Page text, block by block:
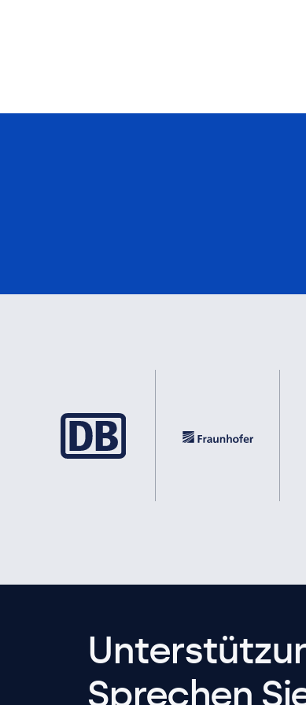
Sprechen